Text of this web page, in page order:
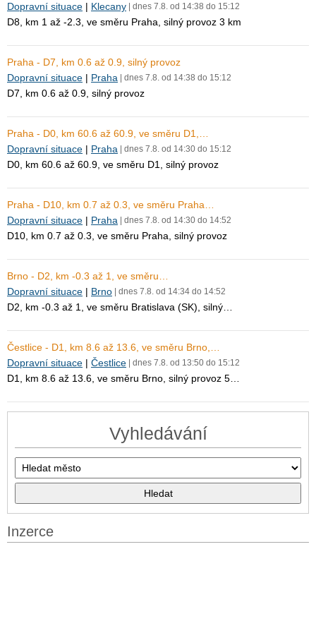
Dopravní situace | Klecany | dnes 7.8. od 14:38 do 15:12
D8, km 1 až -2.3, ve směru Praha, silný provoz 3 km
Praha - D7, km 0.6 až 0.9, silný provoz
Dopravní situace | Praha | dnes 7.8. od 14:38 do 15:12
D7, km 0.6 až 0.9, silný provoz
Praha - D0, km 60.6 až 60.9, ve směru D1,…
Dopravní situace | Praha | dnes 7.8. od 14:30 do 15:12
D0, km 60.6 až 60.9, ve směru D1, silný provoz
Praha - D10, km 0.7 až 0.3, ve směru Praha…
Dopravní situace | Praha | dnes 7.8. od 14:30 do 14:52
D10, km 0.7 až 0.3, ve směru Praha, silný provoz
Brno - D2, km -0.3 až 1, ve směru…
Dopravní situace | Brno | dnes 7.8. od 14:34 do 14:52
D2, km -0.3 až 1, ve směru Bratislava (SK), silný…
Čestlice - D1, km 8.6 až 13.6, ve směru Brno,…
Dopravní situace | Čestlice | dnes 7.8. od 13:50 do 15:12
D1, km 8.6 až 13.6, ve směru Brno, silný provoz 5…
Vyhledávání
Inzerce